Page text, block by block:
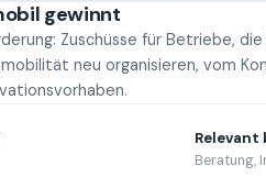
gewinnt
Zuschüsse für Betriebe,
neu organisieren, vom
Relevant
Beratung,